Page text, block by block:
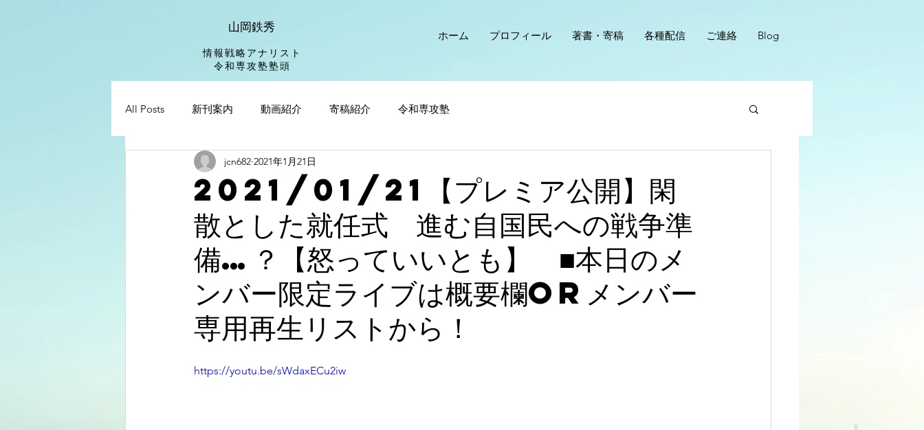
山岡鉄秀
情報戦略アナリスト
​令和専攻塾塾頭
ホーム プロフィール 著書・寄稿 各種配信 ご連絡 Blog
All Posts 新刊案内 動画紹介 寄稿紹介 令和専攻塾
2021/01/21【プレミア公開】閑
散とした就任式 進む自国民への戦争準
備…？【怒っていいとも】 ■本日のメ
ンバー限定ライブは概要欄orメンバー
専用再生リストから！
jcn682 2021年1月21日
https://youtu.be/sWdaxECu2iw